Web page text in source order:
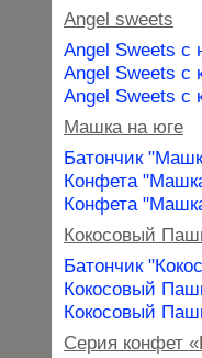
Angel sweets
Angel Sweets с
Angel Sweets с
Angel Sweets с
Машка на юге
Батончик
Конфета
Конфета
Кокосовый
Батончик
Кокосовый
Кокосовый
Серия конфет